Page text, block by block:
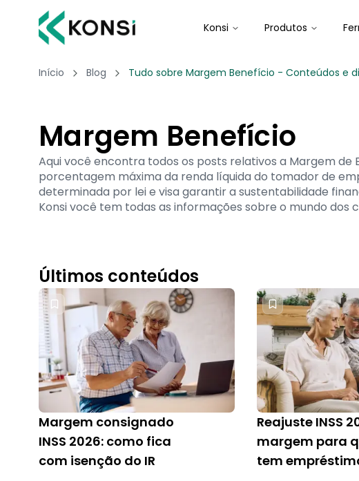
Konsi Produtos
Início Blog Tudo sobre Margem Benefício - Conteúdos e
Margem Benefício
Aqui você encontra todos os posts relativos a Margem
porcentagem máxima da renda líquida do tomador de
determinada por lei e visa garantir a sustentabilidade
Konsi você tem todas as informações sobre o mundo dos
Últimos conteúdos
Margem consignado
INSS 2026: como fica
com isenção do IR
Reajuste INSS
margem para
tem